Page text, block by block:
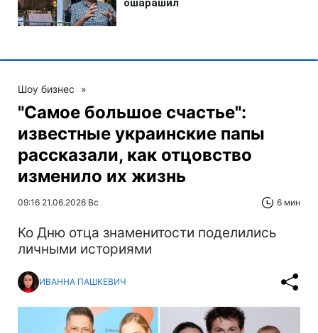
Шоу бизнес »
"Самое большое счастье":
известные украинские папы
рассказали, как отцовство
изменило их жизнь
09:16 21.06.2026 Вс 6 мин
Ко Дню отца знаменитости поделились
личными историями
ИВАННА ПАШКЕВИЧ